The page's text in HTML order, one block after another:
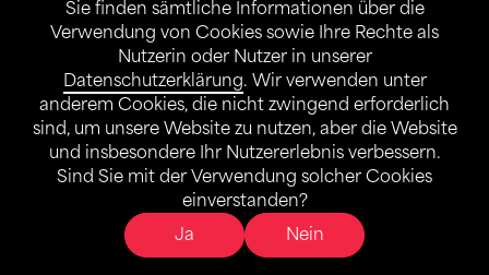
Sie finden sämtliche Informationen über die
Verwendung von Cookies sowie Ihre Rechte als
Nutzerin oder Nutzer in unserer
Datenschutzerklärung. Wir verwenden unter
anderem Cookies, die nicht zwingend erforderlich
sind, um unsere Website zu nutzen, aber die Website
und insbesondere Ihr Nutzererlebnis verbessern.
Sind Sie mit der Verwendung solcher Cookies
einverstanden?
Ja
Nein